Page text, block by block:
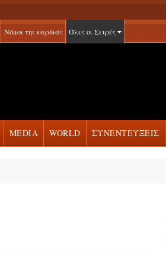
Νόμοι της καρδιάς Όλες οι Σειρές
MEDIA WORLD ΣΥΝΕΝΤΕΥΞΕΙΣ